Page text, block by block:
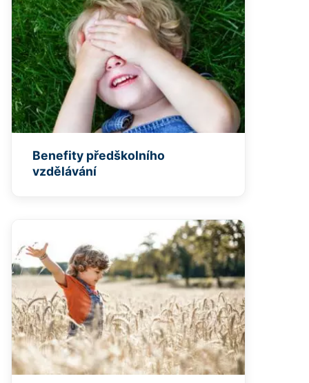
Benefity předškolního
vzdělávání